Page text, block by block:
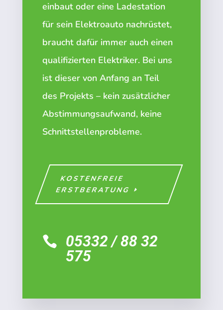
einbaut oder eine Ladestation
für sein Elektroauto nachrüstet,
braucht dafür immer auch einen
qualifizierten Elektriker. Bei uns
ist dieser von Anfang an Teil
des Projekts – kein zusätzlicher
Abstimmungsaufwand, keine
Schnittstellenprobleme.
KOSTENFREIE
ERSTBERATUNG

05332 / 88 32
575